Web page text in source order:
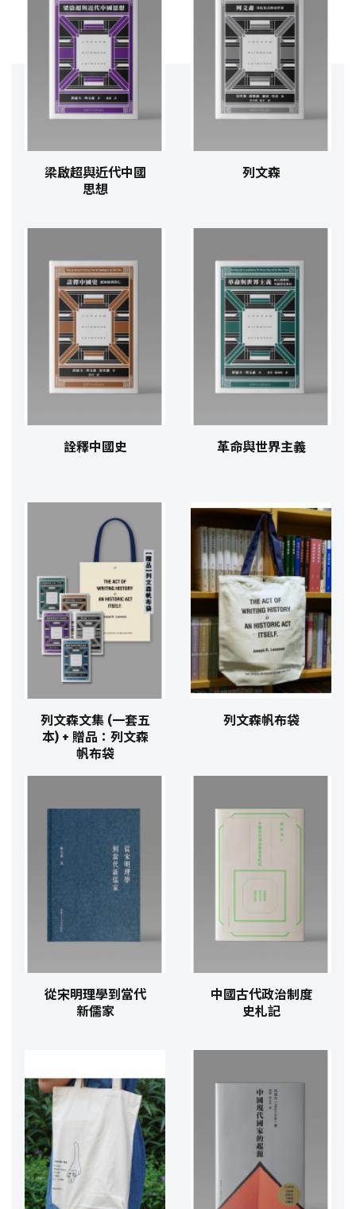
梁啟超與近代中國
思想
列文森
詮釋中國史 革命與世界主義
列文森文集 (一套五
本) + 贈品：列文森
帆布袋
列文森帆布袋
從宋明理學到當代
新儒家
中國古代政治制度
史札記